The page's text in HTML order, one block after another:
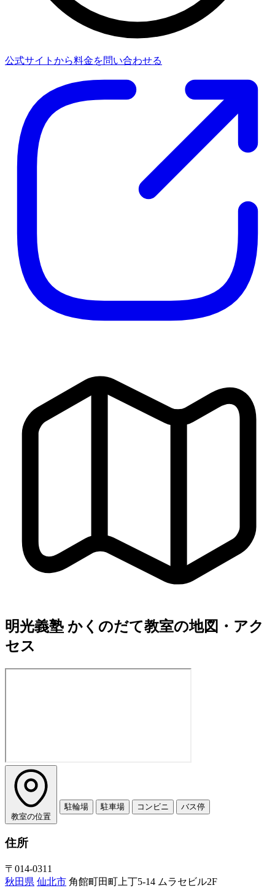
公式サイトから料金を問い合わせる
明光義塾 かくのだて教室の地図・アク
セス
教室の位置
駐輪場 駐車場 コンビニ バス停
住所
〒014-0311
秋田県 仙北市 角館町田町上丁5-14 ムラセビル2F